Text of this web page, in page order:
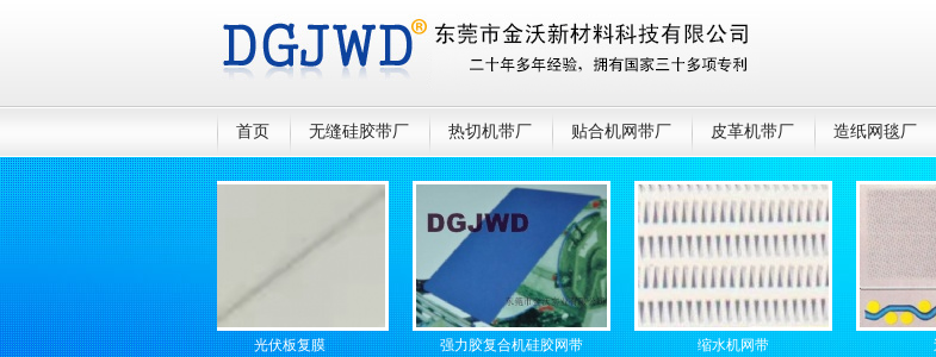
首页 无缝硅胶带厂 热切机带厂 贴合机网带厂 皮革机带厂 造纸网毯厂
缝高温传送带 光伏板复膜 强力胶复合机硅胶网带 缩水机网带 过滤网